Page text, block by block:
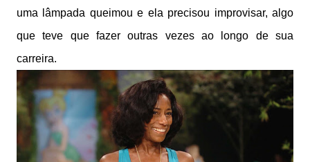
uma lâmpada queimou e ela precisou improvisar, algo
que teve que fazer outras vezes ao longo de sua
carreira.